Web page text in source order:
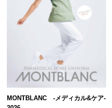
MONTBLANC -メディカル&ケア-